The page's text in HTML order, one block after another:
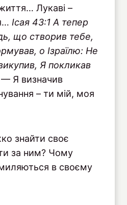
Лукаві –
Iсая 43:1 А тепер
що створив тебе,
о Ізраїлю: Не
Я покликав
— Я визначив
– ти мій, моя
знайти своє
за ним? Чому
в своєму